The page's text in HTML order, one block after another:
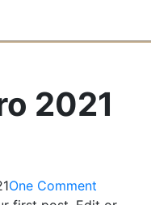
2021
One Comment